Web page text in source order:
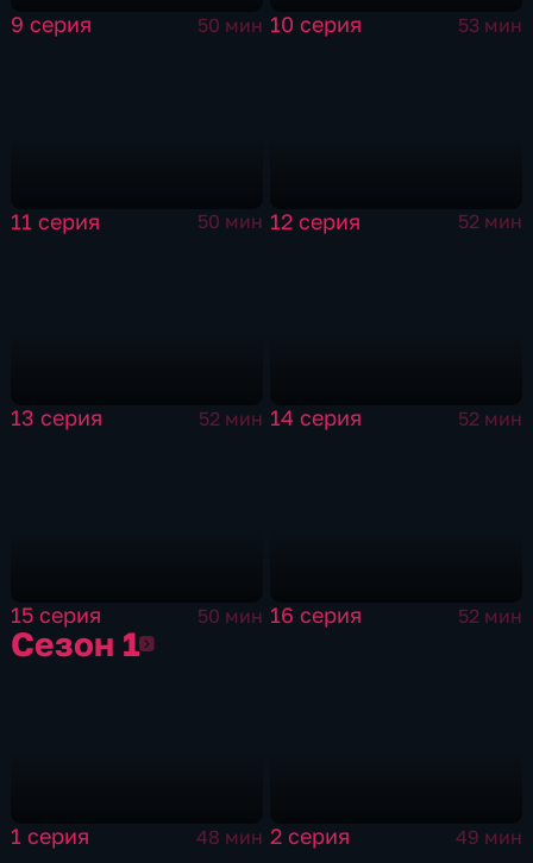
9 серия 50 мин 10 серия 53 мин
11 серия 50 мин 12 серия 52 мин
13 серия 52 мин 14 серия 52 мин
15 серия 50 мин 16 серия 52 мин
Сезон 1Сезон 1
1 серия 48 мин 2 серия 49 мин